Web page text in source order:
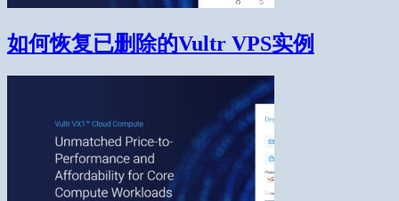
如何恢复已删除的Vultr VPS实例